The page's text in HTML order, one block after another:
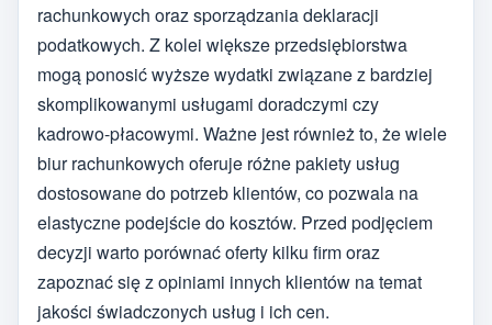
rachunkowych oraz sporządzania deklaracji
podatkowych. Z kolei większe przedsiębiorstwa
mogą ponosić wyższe wydatki związane z bardziej
skomplikowanymi usługami doradczymi czy
kadrowo-płacowymi. Ważne jest również to, że wiele
biur rachunkowych oferuje różne pakiety usług
dostosowane do potrzeb klientów, co pozwala na
elastyczne podejście do kosztów. Przed podjęciem
decyzji warto porównać oferty kilku firm oraz
zapoznać się z opiniami innych klientów na temat
jakości świadczonych usług i ich cen.